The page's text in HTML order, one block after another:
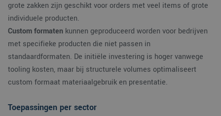
grote zakken zijn geschikt voor orders met veel items of grote
individuele producten.
Custom formaten kunnen geproduceerd worden voor bedrijven
met specifieke producten die niet passen in
standaardformaten. De initiële investering is hoger vanwege
tooling kosten, maar bij structurele volumes optimaliseert
custom formaat materiaalgebruik en presentatie.
Toepassingen per sector
microsoft-scripts.
synchroniseert
veel verschillende
kunnen worden
gevolgd.
Corporation